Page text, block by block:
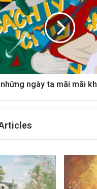
ngày ta mãi mãi